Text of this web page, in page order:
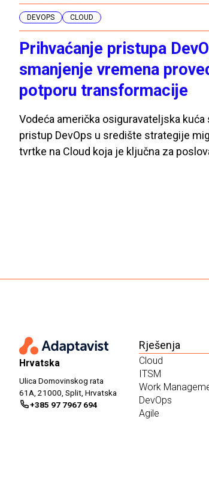
DEVOPS CLOUD
Prihvaćanje pristupa
smanjenje vremena
potporu transformacije
Vodeća američka osiguravateljska kuća
pristup DevOps u središte strategije
tvrtke na Cloud koja je ključna za
Hrvatska
Ulica Domovinskog rata
61A, 21000, Split, Hrvatska
+385 97 7967 694
Rješenja
Cloud
ITSM
Work
DevOps
Agile